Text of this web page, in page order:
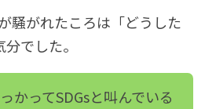
騒がれたころは「どうした
でした。
かってSDGsと叫んでいる